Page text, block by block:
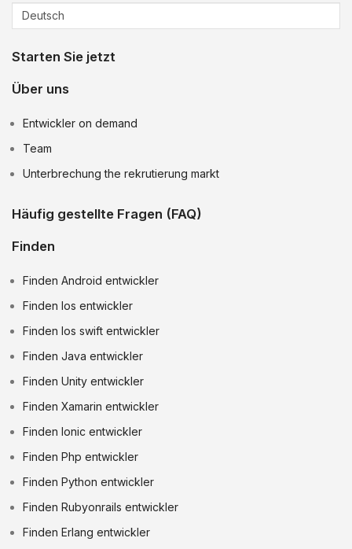
Starten Sie jetzt
Über uns
Entwickler on demand
Team
Unterbrechung the rekrutierung markt
Häufig gestellte Fragen (FAQ)
Finden
Finden Android entwickler
Finden Ios entwickler
Finden Ios swift entwickler
Finden Java entwickler
Finden Unity entwickler
Finden Xamarin entwickler
Finden Ionic entwickler
Finden Php entwickler
Finden Python entwickler
Finden Rubyonrails entwickler
Finden Erlang entwickler